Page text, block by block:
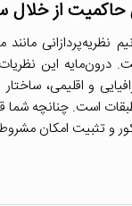
از خلال
نظریه‌پردازانی
درون‌مایه این
و اقلیمی،
چنانچه شما قائل
و تثبیت امکان